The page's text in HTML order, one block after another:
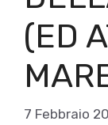
(ED
7 Febbraio